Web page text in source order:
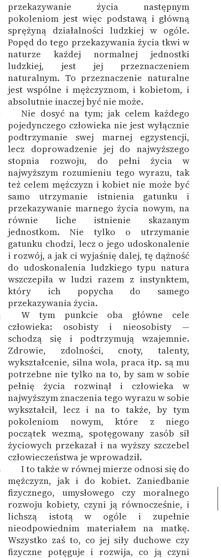
przekazywanie życia następnym
pokoleniom jest więc podstawą i główną
sprężyną działalności ludzkiej w ogóle.
Popęd do tego przekazywania życia tkwi w
naturze każdej normalnej jednostki
ludzkiej, jest jej przeznaczeniem
naturalnym. To przeznaczenie naturalne
jest wspólne i mężczyznom, i kobietom, i
absolutnie inaczej być nie może.
Nie dosyć na tym; jak celem każdego
pojedynczego człowieka nie jest wyłącznie
podtrzymanie swej marnej egzystencji,
lecz doprowadzenie jej do najwyższego
stopnia rozwoju, do pełni życia w
najwyższym rozumieniu tego wyrazu, tak
też celem mężczyzn i kobiet nie może być
samo utrzymanie istnienia gatunku i
przekazywanie marnego życia nowym, na
równie liche istnienie skazanym
jednostkom. Nie tylko o utrzymanie
gatunku chodzi, lecz o jego udoskonalenie
i rozwój, a jak ci wyjaśnię dalej, tę dążność
do udoskonalenia ludzkiego typu natura
wszczepiła w ludzi razem z instynktem,
który ich popycha do samego
przekazywania życia.
W tym punkcie oba główne cele
człowieka: osobisty i nieosobisty —
schodzą się i podtrzymują wzajemnie.
Zdrowie, zdolności, cnoty, talenty,
wykształcenie, silna wola, praca itp. są mu
potrzebne nie tylko na to, by sam w sobie
pełnię życia rozwinął i człowieka w
najwyższym znaczenia tego wyrazu w sobie
wykształcił, lecz i na to także, by tym
pokoleniom nowym, które z niego
początek wezmą, spotęgowany zasób sił
życiowych przekazał i na wyższy szczebel
człowieczeństwa je wprowadził.
I to także w równej mierze odnosi się do
mężczyzn, jak i do kobiet. Zaniedbanie
fizycznego, umysłowego czy moralnego
rozwoju kobiety, czyni ją równocześnie, i
lichszą istotą w ogóle i zupełnie
nieodpowiednim materiałem na matkę.
Wszystko zaś to, co jej siły duchowe czy
fizyczne potęguje i rozwija, co ją czyni